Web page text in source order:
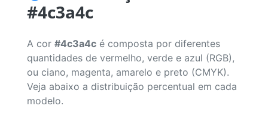
#4c3a4c
A cor #4c3a4c é composta por diferentes
quantidades de vermelho, verde e azul (RGB),
ou ciano, magenta, amarelo e preto (CMYK).
Veja abaixo a distribuição percentual em cada
modelo.